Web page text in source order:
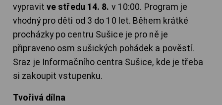
vypravit ve středu 14. 8. v 10:00. Program je
vhodný pro děti od 3 do 10 let. Během krátké
procházky po centru Sušice je pro ně je
připraveno osm sušických pohádek a pověstí.
Sraz je Informačního centra Sušice, kde je třeba
si zakoupit vstupenku.
Tvořivá dílna